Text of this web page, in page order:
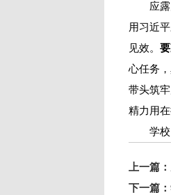
应
用习近
见效。
心任务
带头筑
精力用
学
上一篇：
下一篇：